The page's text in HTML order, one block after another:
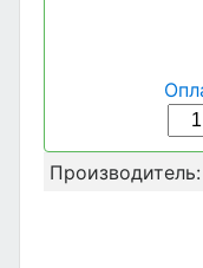
Производитель: